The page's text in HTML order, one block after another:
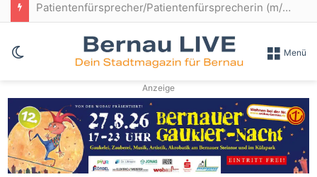
Patientenfürsprecher/Patientenfürsprecherin (m/w/d) – Immanuel Klinikum Bernau
Skin umschalten Menü
Anzeige